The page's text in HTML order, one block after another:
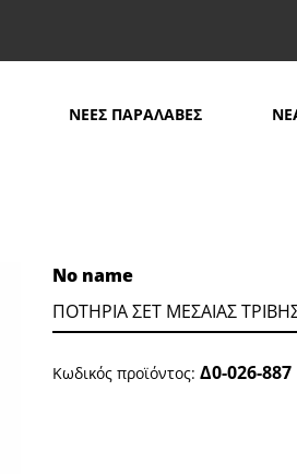
ΝΕΕΣ ΠΑΡΑΛΑΒΕΣ
No name
ΠΟΤΗΡΙΑ ΣΕΤ ΜΕΣΑΙΑΣ
Κωδικός προϊόντος: Δ0-026-887